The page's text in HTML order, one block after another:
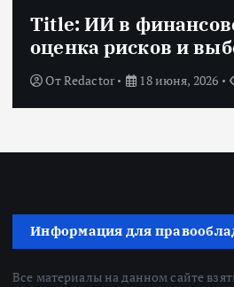
Title: ИИ в
оценка рисков и
ОтRedactor 18 июня, 2026
Информация для
Все материалы на данном сайте